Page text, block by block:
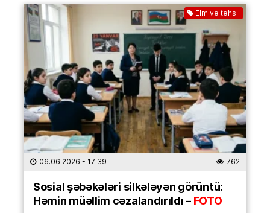
Elm və təhsil
06.06.2026 - 17:39 762
Sosial şəbəkələri silkələyən görüntü:
Həmin müəllim cəzalandırıldı –FOTO